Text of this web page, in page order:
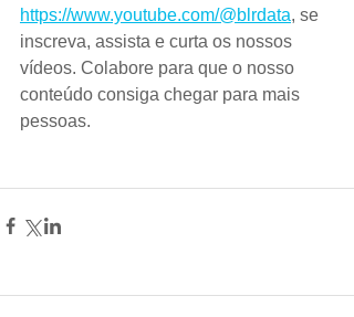
https://www.youtube.com/@blrdata, se
inscreva, assista e curta os nossos
vídeos. Colabore para que o nosso
conteúdo consiga chegar para mais
pessoas.